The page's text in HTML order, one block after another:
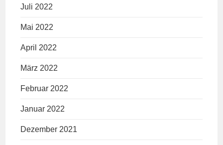
Juli 2022
Mai 2022
April 2022
März 2022
Februar 2022
Januar 2022
Dezember 2021